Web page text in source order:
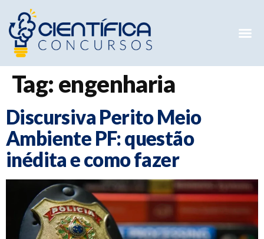
Tag: engenharia
Discursiva Perito Meio
Ambiente PF: questão
inédita e como fazer